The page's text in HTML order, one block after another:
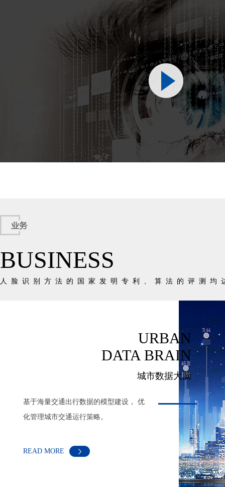
BUSINESS
人脸识别方法的国家发明专利、算法的评测
INTELLIGENT
MEDICAL HEALTH
智能医疗健康
广泛学习专家经验， 让智能技术提高医
生诊断质量和患者就诊体验。
READ MORE